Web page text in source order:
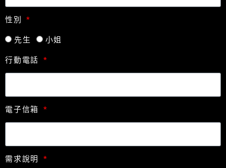
性別
先生 小姐
行動電話
電子信箱
需求說明